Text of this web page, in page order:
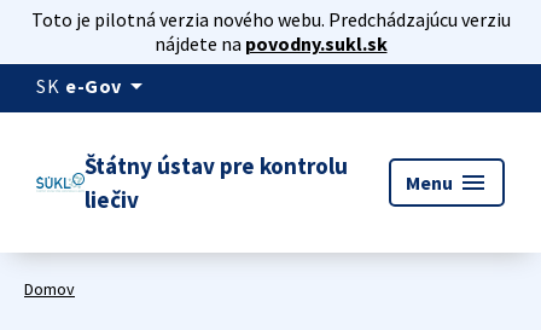
Toto je pilotná verzia nového webu. Predchádzajúcu verziu
nájdete na povodny.sukl.sk
SK e-Gov arrow_drop_down
Štátny ústav pre kontrolu
liečiv
Menu menu
Domov